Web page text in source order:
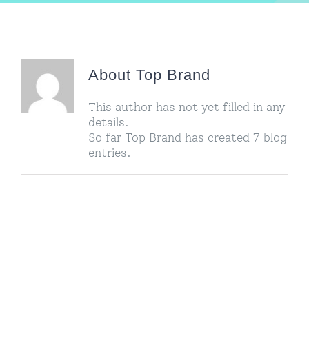
About Top Brand
This author has not yet filled in any
details.
So far Top Brand has created 7 blog
entries.